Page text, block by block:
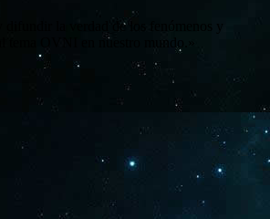
difundir la verdad de los fenómenos y
tema OVNI en nuestro mundo.»